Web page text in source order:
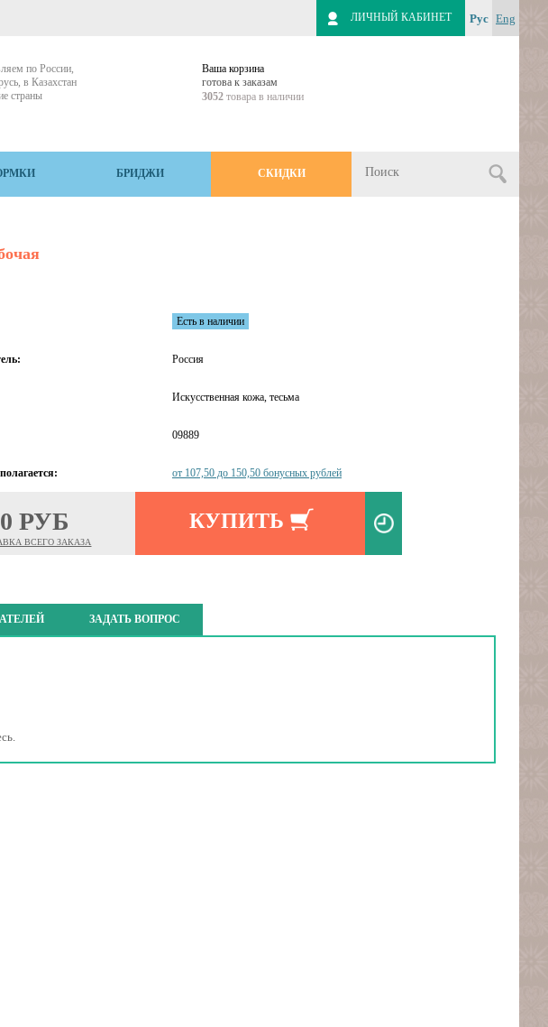
Рус Eng
ЛИЧНЫЙ КАБИНЕТ
по России,
в Казахстан
страны
Ваша корзина
готова к заказам
3052 товара в наличии
БРИДЖИ СКИДКИ
Есть в наличии
Россия
Искусственная кожа, тесьма
09889
от 107,50 до 150,50 бонусных рублей
РУБ
ВСЕГО ЗАКАЗА
КУПИТЬ
ЗАДАТЬ ВОПРОС